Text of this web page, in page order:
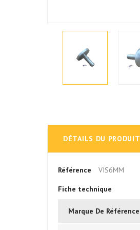
DÉTAILS DU PRODUIT
Référence VIS6MM
Fiche technique
Marque De Référence